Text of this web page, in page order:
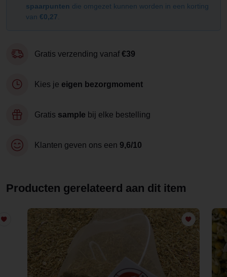
spaarpunten die omgezet kunnen worden in een korting
van €0,27
Gratis verzending vanaf €39
Kies je eigen bezorgmoment
Gratis sample bij elke bestelling
Klanten geven ons een 9,6/10
Producten gerelateerd aan dit item